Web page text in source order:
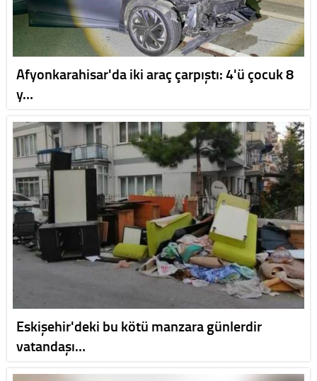
Afyonkarahisar'da iki araç çarpıştı: 4'ü çocuk 8
y…
Eskişehir'deki bu kötü manzara günlerdir
vatandaşı…